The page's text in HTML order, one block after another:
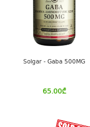
Solgar - Gaba 500MG
65.00₾